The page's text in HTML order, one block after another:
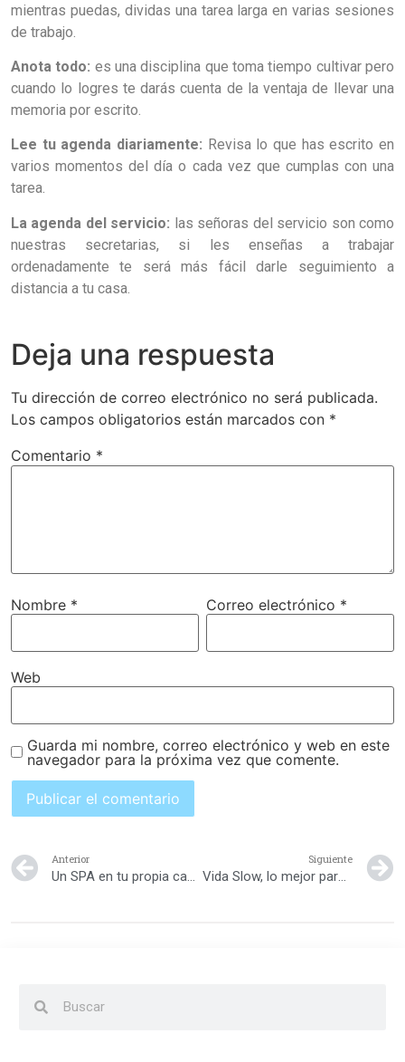
mientras puedas, dividas una tarea larga en varias sesiones
de trabajo.
Anota todo: es una disciplina que toma tiempo cultivar pero
cuando lo logres te darás cuenta de la ventaja de llevar una
memoria por escrito.
Lee tu agenda diariamente: Revisa lo que has escrito en
varios momentos del día o cada vez que cumplas con una
tarea.
La agenda del servicio: las señoras del servicio son como
nuestras secretarias, si les enseñas a trabajar
ordenadamente te será más fácil darle seguimiento a
distancia a tu casa.
Deja una respuesta
Tu dirección de correo electrónico no será publicada.
Los campos obligatorios están marcados con *
Comentario *
Nombre * Correo electrónico *
Web
Guarda mi nombre, correo electrónico y web en este
navegador para la próxima vez que comente.
Anterior
Un SPA en tu propia casa: tips sencillos y rápidos
Siguiente
Vida Slow, lo mejor para la mujer